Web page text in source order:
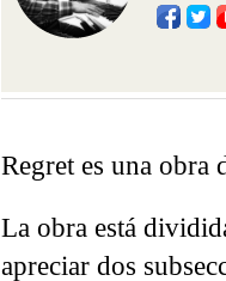
Regret es una obra
La obra está
apreciar dos